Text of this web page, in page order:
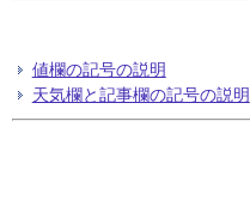
値欄の記号の説明
天気欄と記事欄の記号の説明